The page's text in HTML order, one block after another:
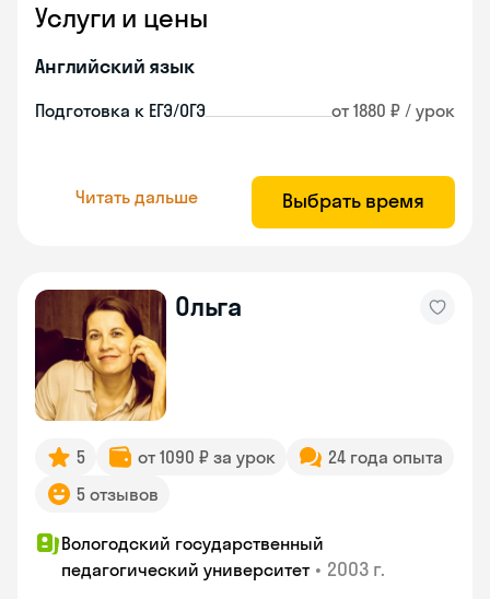
Услуги и цены
Английский язык
Подготовка к ЕГЭ/ОГЭ от 1880 ₽ / урок
Читать дальше Выбрать время
Ольга
5 от 1090 ₽ за урок
24 года опыта
5 отзывов
Вологодский государственный
педагогический университет • 2003 г.